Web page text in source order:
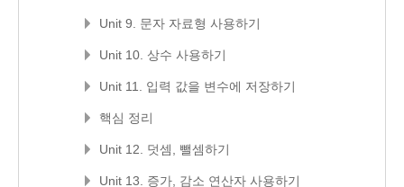
Unit 9. 문자 자료형 사용하기
Unit 10. 상수 사용하기
Unit 11. 입력 값을 변수에 저장하기
핵심 정리
Unit 12. 덧셈, 뺄셈하기
Unit 13. 증가, 감소 연산자 사용하기